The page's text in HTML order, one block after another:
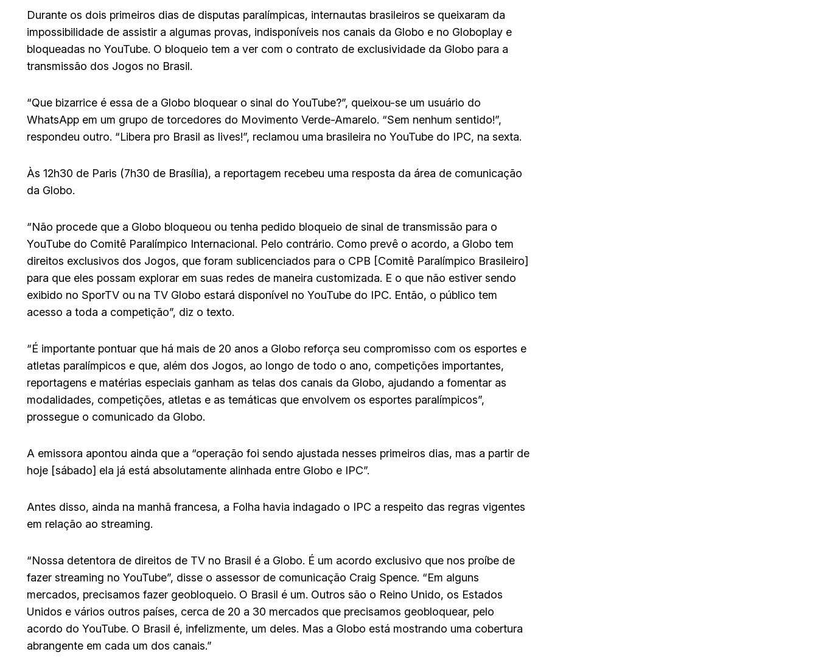
Durante os dois primeiros dias de disputas paralímpicas, internautas brasileiros se queixaram da
impossibilidade de assistir a algumas provas, indisponíveis nos canais da Globo e no Globoplay e
bloqueadas no YouTube. O bloqueio tem a ver com o contrato de exclusividade da Globo para a
transmissão dos Jogos no Brasil.
“Que bizarrice é essa de a Globo bloquear o sinal do YouTube?”, queixou-se um usuário do
WhatsApp em um grupo de torcedores do Movimento Verde-Amarelo. “Sem nenhum sentido!”,
respondeu outro. “Libera pro Brasil as lives!”, reclamou uma brasileira no YouTube do IPC, na sexta.
Às 12h30 de Paris (7h30 de Brasília), a reportagem recebeu uma resposta da área de comunicação
da Globo.
“Não procede que a Globo bloqueou ou tenha pedido bloqueio de sinal de transmissão para o
YouTube do Comitê Paralímpico Internacional. Pelo contrário. Como prevê o acordo, a Globo tem
direitos exclusivos dos Jogos, que foram sublicenciados para o CPB [Comitê Paralímpico Brasileiro]
para que eles possam explorar em suas redes de maneira customizada. E o que não estiver sendo
exibido no SporTV ou na TV Globo estará disponível no YouTube do IPC. Então, o público tem
acesso a toda a competição”, diz o texto.
“É importante pontuar que há mais de 20 anos a Globo reforça seu compromisso com os esportes e
atletas paralímpicos e que, além dos Jogos, ao longo de todo o ano, competições importantes,
reportagens e matérias especiais ganham as telas dos canais da Globo, ajudando a fomentar as
modalidades, competições, atletas e as temáticas que envolvem os esportes paralímpicos”,
prossegue o comunicado da Globo.
A emissora apontou ainda que a “operação foi sendo ajustada nesses primeiros dias, mas a partir de
hoje [sábado] ela já está absolutamente alinhada entre Globo e IPC”.
Antes disso, ainda na manhã francesa, a Folha havia indagado o IPC a respeito das regras vigentes
em relação ao streaming.
“Nossa detentora de direitos de TV no Brasil é a Globo. É um acordo exclusivo que nos proíbe de
fazer streaming no YouTube”, disse o assessor de comunicação Craig Spence. “Em alguns
mercados, precisamos fazer geobloqueio. O Brasil é um. Outros são o Reino Unido, os Estados
Unidos e vários outros países, cerca de 20 a 30 mercados que precisamos geobloquear, pelo
acordo do YouTube. O Brasil é, infelizmente, um deles. Mas a Globo está mostrando uma cobertura
abrangente em cada um dos canais.”